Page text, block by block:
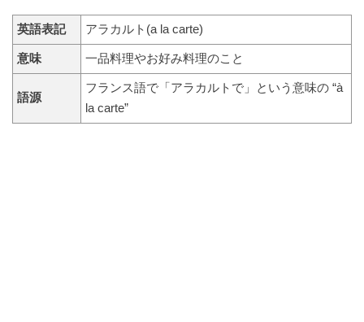
英語表記 アラカルト(a la carte)
意味 一品料理やお好み料理のこと
語源
フランス語で「アラカルトで」という意味の “à
la carte”